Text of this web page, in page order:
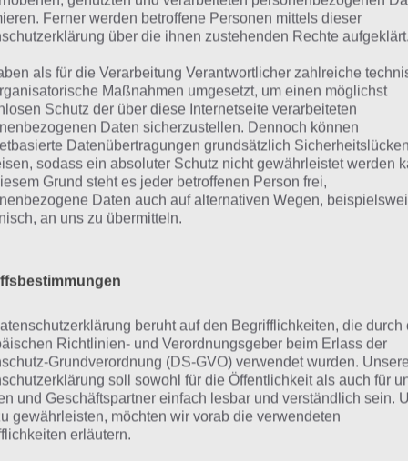
findest du bereits die Lösung rund um Stadt in den
Spieler anders ist, können wir dir nicht das exakte
unsere Komplettlösung jedoch trotzdem zu jedem
Antworten findest!
Weitere Lösungen zu 94% gesucht?
Schaue inunsere Komplettlösung
App! Dort kannst du mit der
schnell die Antworten und
Lösungen auch ohne unsere Hilfe, indem du in
jedoch begrenzt sind, hast du hier stets die
obige Lösung stimmt leider
Ferner werden betroffene Personen mittels dieser
über die ihnen zustehenden Rechte aufgeklärt.
als für die Verarbeitung Verantwortlicher zahlreiche
Maßnahmen umgesetzt, um einen möglichst
Schutz der über diese Internetseite verarbeiteten
Daten sicherzustellen. Dennoch können
Datenübertragungen grundsätzlich Sicherheitslücken
sodass ein absoluter Schutz nicht gewährleistet werden
Grund steht es jeder betroffenen Person frei,
Daten auch auf alternativen Wegen,
an uns zu übermitteln.
beruht auf den Begrifflichkeiten, die durch
Richtlinien- und Verordnungsgeber beim Erlass der
Grundverordnung (DS-GVO) verwendet wurden. Unsere
soll sowohl für die Öffentlichkeit als auch für
und Geschäftspartner einfach lesbar und verständlich sein.
gewährleisten, möchten wir vorab die verwendeten
erläutern.